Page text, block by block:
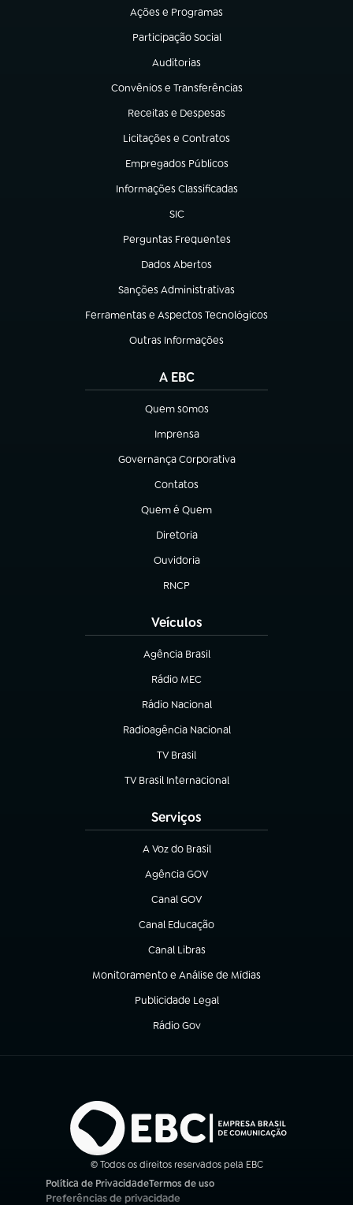
Ações e Programas
(abre em nova aba)
Participação Social
(abre em nova aba)
Auditorias
(abre em nova aba)
Convênios e Transferências
(abre em nova aba)
Receitas e Despesas
(abre em nova aba)
Licitações e Contratos
(abre em nova aba)
Empregados Públicos
(abre em nova aba)
Informações Classificadas
(abre em nova aba)
SIC
(abre em nova aba)
Perguntas Frequentes
(abre em nova aba)
Dados Abertos
(abre em nova aba)
Sanções Administrativas
(abre em nova aba)
Ferramentas e Aspectos Tecnológicos
(abre em nova aba)
Outras Informações
(abre em nova aba)
A EBC
Quem somos
(abre em nova aba)
Imprensa
(abre em nova aba)
Governança Corporativa
(abre em nova aba)
Contatos
(abre em nova aba)
Quem é Quem
(abre em nova aba)
Diretoria
(abre em nova aba)
Ouvidoria
(abre em nova aba)
RNCP
(abre em nova aba)
Veículos
Agência Brasil
(abre em nova aba)
Rádio MEC
Rádio Nacional
(abre em nova aba)
Radioagência Nacional
(abre em nova aba)
TV Brasil
(abre em nova aba)
TV Brasil Internacional
(abre em nova aba)
Serviços
A Voz do Brasil
(abre em nova aba)
Agência GOV
(abre em nova aba)
Canal GOV
(abre em nova aba)
Canal Educação
(abre em nova aba)
Canal Libras
(abre em nova aba)
Monitoramento e Análise de Mídias
(abre em nova aba)
Publicidade Legal
(abre em nova aba)
Rádio Gov
(abre em nova aba)
© Todos os direitos reservados pela EBC
Política de Privacidade
(abre em nova aba)
Termos de uso
(abre em nova aba)
Preferências de privacidade